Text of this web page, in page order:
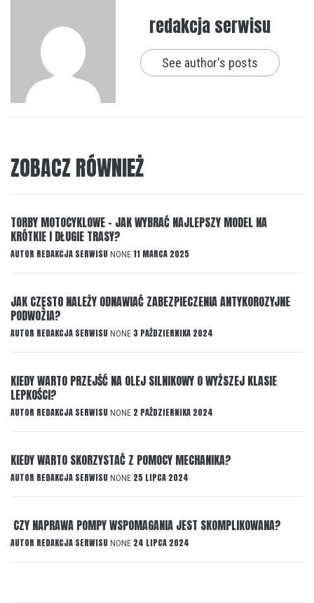
redakcja serwisu
See author's posts
ZOBACZ RÓWNIEŻ
TORBY MOTOCYKLOWE – JAK WYBRAĆ NAJLEPSZY MODEL NA
KRÓTKIE I DŁUGIE TRASY?
AUTOR REDAKCJA SERWISU NONE 11 MARCA 2025
JAK CZĘSTO NALEŻY ODNAWIAĆ ZABEZPIECZENIA ANTYKOROZYJNE
PODWOZIA?
AUTOR REDAKCJA SERWISU NONE 3 PAŹDZIERNIKA 2024
KIEDY WARTO PRZEJŚĆ NA OLEJ SILNIKOWY O WYŻSZEJ KLASIE
LEPKOŚCI?
AUTOR REDAKCJA SERWISU NONE 2 PAŹDZIERNIKA 2024
KIEDY WARTO SKORZYSTAĆ Z POMOCY MECHANIKA?
AUTOR REDAKCJA SERWISU NONE 25 LIPCA 2024
CZY NAPRAWA POMPY WSPOMAGANIA JEST SKOMPLIKOWANA?
AUTOR REDAKCJA SERWISU NONE 24 LIPCA 2024